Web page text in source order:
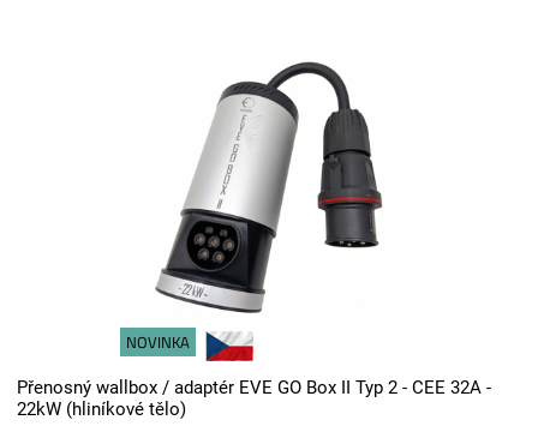
NOVINKA
Přenosný wallbox / adaptér EVE GO Box II Typ 2 - CEE 32A -
22kW (hliníkové tělo)